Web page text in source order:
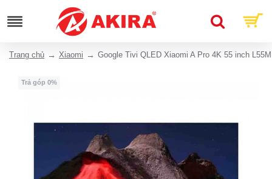
Trang chủ Xiaomi Google Tivi QLED Xiaomi A Pro 4K 55 inch
Trả góp 0%